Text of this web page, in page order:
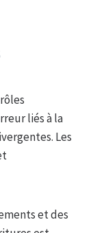
liés à la
Les
et des